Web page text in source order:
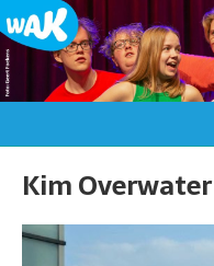
Kim Overwater